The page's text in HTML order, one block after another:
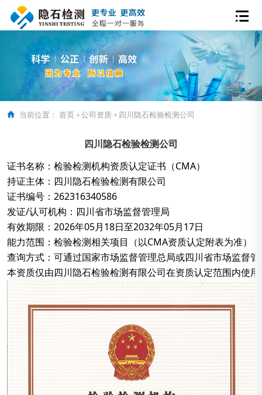
当前位置： 首页 > 公司资质 > 四川隐石检验检测公司
四川隐石检验检测公司
证书名称：检验检测机构资质认定证书（CMA）
持证主体：四川隐石检验检测有限公司
证书编号：262316340586
发证/认可机构：四川省市场监督管理局
有效期限：2026年05月18日至2032年05月17日
能力范围：检验检测相关项目（以CMA资质认定附表为准）
查询方式：可通过国家市场监督管理总局或四川省市场监督
本资质仅由四川隐石检验检测有限公司在资质认定范围内使